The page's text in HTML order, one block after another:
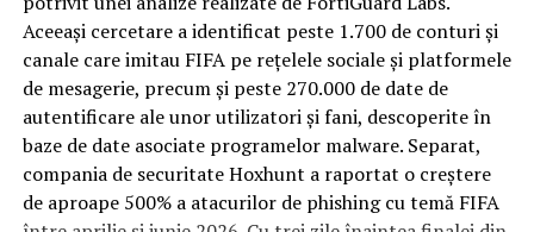
frecvență ridicată de utilizare pune presiune reală pe
orice suprafață, iar pardoseala este printre primele
elemente afectate vizibil, mai ales în zona din jurul
patului și a ușii de acces.
În etapa de renovare sau construcție, administratorii
care iau în calcul mocheta trafic intens
pentru zonele
cu rotație mare reduc riscul de uzură prematură și de
Aceeași cercetare a identificat peste 1.700 de conturi și
canale care imitau FIFA pe rețelele sociale și platformele
de mesagerie, precum și peste 270.000 de date de
autentificare ale unor utilizatori și fani, descoperite în
baze de date asociate programelor malware. Separat,
compania de securitate Hoxhunt a raportat o creștere
de aproape 500% a atacurilor de phishing cu temă FIFA